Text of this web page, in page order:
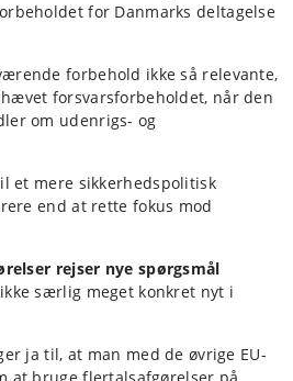
for Danmarks deltagelse
forbehold ikke så relevante,
forsvarsforbeholdet, når den
om udenrigs- og
et mere sikkerhedspolitisk
end at rette fokus mod
rejser nye spørgsmål
særlig meget konkret nyt i
ja til, at man med de øvrige EU-